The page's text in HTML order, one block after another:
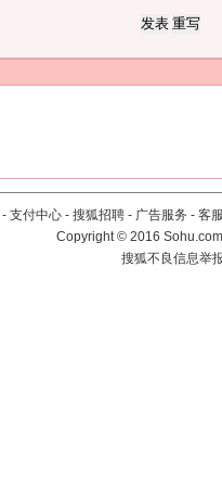
- 支付中心 - 搜狐招聘 - 广告服务 - 客
Copyright©2016
搜狐不良信息举